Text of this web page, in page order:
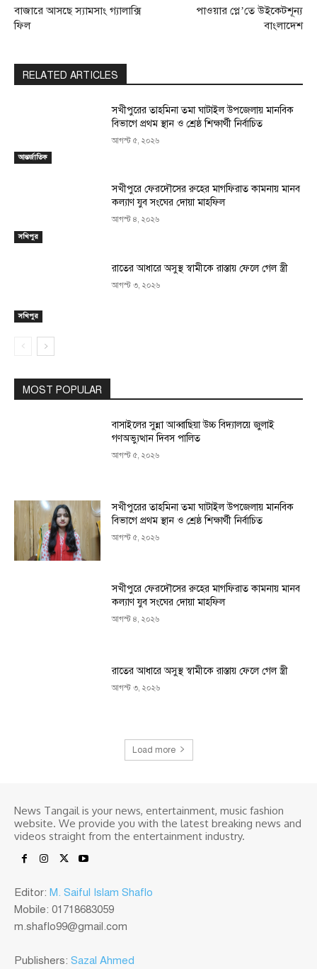
বাজারে আসছে স্যামসাং গ্যালাক্সি
ফিল
পাওয়ার প্লে’তে উইকেটশূন্য
বাংলাদেশ
RELATED ARTICLES
আন্তর্জাতিক
সখীপুরের তাহমিনা তমা ঘাটাইল উপজেলায় মানবিক
বিভাগে প্রথম স্থান ও শ্রেষ্ঠ শিক্ষার্থী নির্বাচিত
আগস্ট ৫, ২০২৬
সখিপুর
সখীপুরে ফেরদৌসের রুহের মাগফিরাত কামনায় মানব
কল্যাণ যুব সংঘের দোয়া মাহফিল
আগস্ট ৪, ২০২৬
সখিপুর
রাতের আধারে অসুস্থ স্বামীকে রাস্তায় ফেলে গেল স্ত্রী
আগস্ট ৩, ২০২৬
MOST POPULAR
বাসাইলের সুন্না আব্বাছিয়া উচ্চ বিদ্যালয়ে জুলাই
গণঅভ্যুত্থান দিবস পালিত
আগস্ট ৫, ২০২৬
সখীপুরের তাহমিনা তমা ঘাটাইল উপজেলায় মানবিক
বিভাগে প্রথম স্থান ও শ্রেষ্ঠ শিক্ষার্থী নির্বাচিত
আগস্ট ৫, ২০২৬
সখীপুরে ফেরদৌসের রুহের মাগফিরাত কামনায় মানব
কল্যাণ যুব সংঘের দোয়া মাহফিল
আগস্ট ৪, ২০২৬
রাতের আধারে অসুস্থ স্বামীকে রাস্তায় ফেলে গেল স্ত্রী
আগস্ট ৩, ২০২৬
Load more
News Tangail is your news, entertainment, music fashion
website. We provide you with the latest breaking news and
videos straight from the entertainment industry.
Editor: M. Saiful Islam Shaflo
Mobile: 01718683059
m.shaflo99@gmail.com
Publishers: Sazal Ahmed